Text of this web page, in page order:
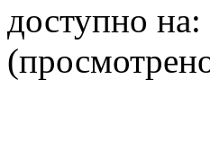
доступно